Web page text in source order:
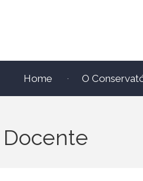
Home O